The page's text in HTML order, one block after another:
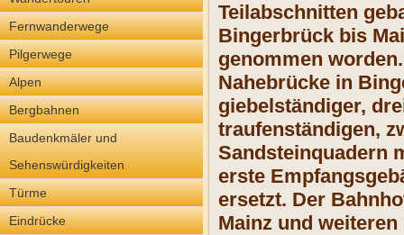
Fernwanderwege
Pilgerwege
Alpen
Bergbahnen
Baudenkmäler und
Sehenswürdigkeiten
Türme
Eindrücke
Teilabschnitten
Bingerbrück bis
genommen
Nahebrücke in
giebelständiger,
traufenständigen,
Sandsteinquadern
erste
ersetzt. Der
Mainz und